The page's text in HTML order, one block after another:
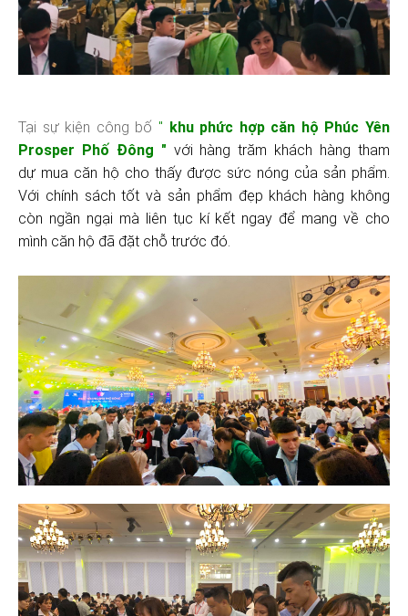
Tại sự kiện công bố " khu phức hợp căn hộ Phúc Yên
Prosper Phố Đông " với hàng trăm khách hàng tham
dự mua căn hộ cho thấy được sức nóng của sản phẩm.
Với chính sách tốt và sản phẩm đẹp khách hàng không
còn ngần ngại mà liên tục kí kết ngay để mang về cho
mình căn hộ đã đặt chỗ trước đó.